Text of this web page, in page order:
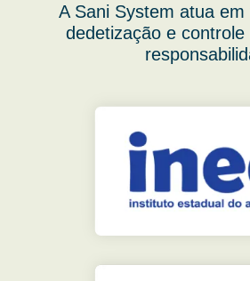
A Sani System atua
dedetização e